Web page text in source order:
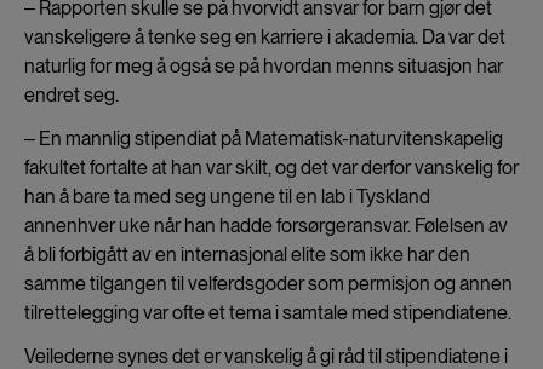
‒ Rapporten skulle se på hvorvidt ansvar for barn gjør det
vanskeligere å tenke seg en karriere i akademia. Da var det
naturlig for meg å også se på hvordan menns situasjon har
endret seg.
‒ En mannlig stipendiat på Matematisk-naturvitenskapelig
fakultet fortalte at han var skilt, og det var derfor vanskelig for
han å bare ta med seg ungene til en lab i Tyskland
annenhver uke når han hadde forsørgeransvar. Følelsen av
å bli forbigått av en internasjonal elite som ikke har den
samme tilgangen til velferdsgoder som permisjon og annen
tilrettelegging var ofte et tema i samtale med stipendiatene.
Veilederne synes det er vanskelig å gi råd til stipendiatene i